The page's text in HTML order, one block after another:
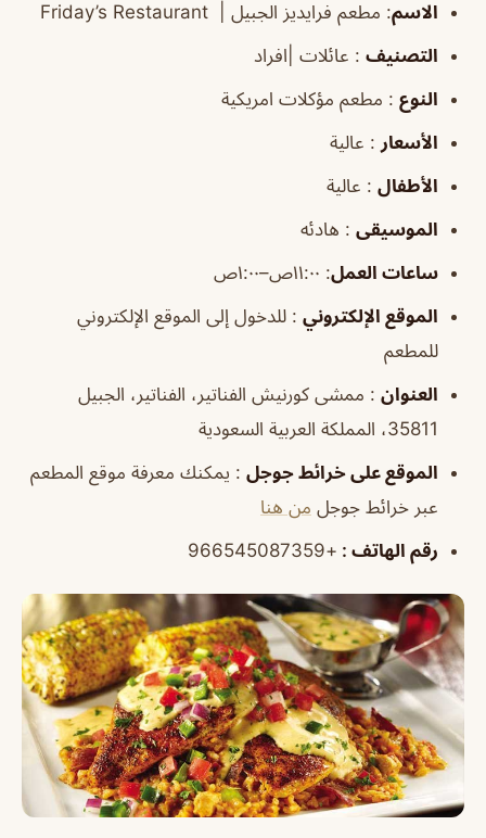
الاسم: مطعم فرايديز الجبيل |
التصنيف : عائلات |افراد
النوع : مطعم مؤكلات امريكية
الأسعار : عالية
الأطفال : عالية
الموسيقى : هادئه
ساعات العمل:
الموقع الإلكتروني : للدخول إلى الموقع الإلكتروني
للمطعم
العنوان : ممشى كورنيش الفناتير، الفناتير، الجبيل
35811، المملكة العربية السعودية
الموقع على خرائط جوجل : يمكنك معرفة موقع المطعم
عبر خرائط جوجل من هنا
رقم الهاتف :
+966545087359